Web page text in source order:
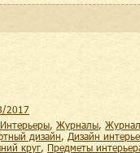
2017
интерьеры, журналы,
дизайн, дизайн
круг, предметы